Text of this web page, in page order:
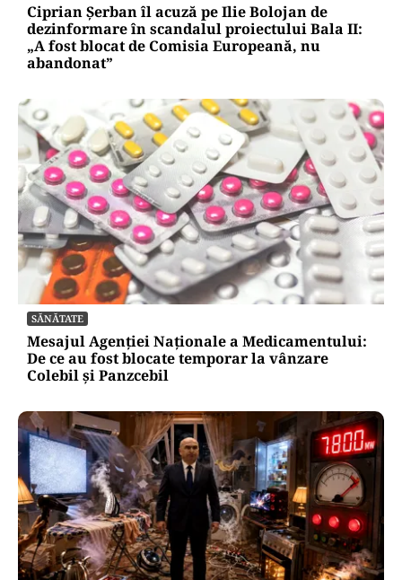
Ciprian Șerban îl acuză pe Ilie Bolojan de
dezinformare în scandalul proiectului Bala II:
„A fost blocat de Comisia Europeană, nu
abandonat”
SĂNĂTATE
Mesajul Agenției Naționale a Medicamentului:
De ce au fost blocate temporar la vânzare
Colebil și Panzcebil